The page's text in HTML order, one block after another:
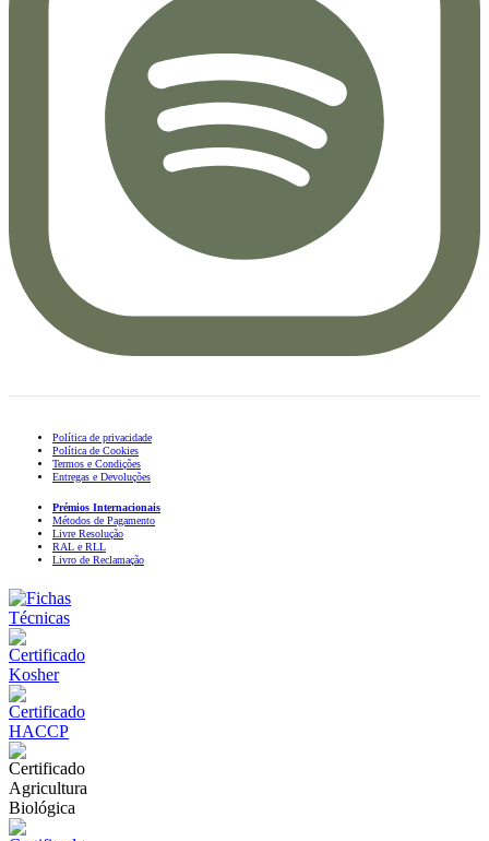
Política de privacidade
Política de Cookies
Termos e Condições
Entregas e Devoluções
Prémios Internacionais
Métodos de Pagamento
Livre Resolução
RAL e RLL
Livro de Reclamação